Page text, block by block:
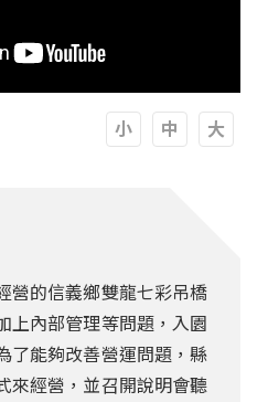
營的信義鄉雙龍七彩吊橋
上內部管理等問題，入園
了能夠改善營運問題，縣
來經營，並召開說明會聽